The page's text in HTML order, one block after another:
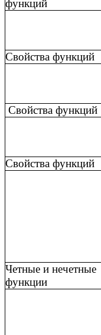
функций
Свойства функций
Свойства функций
Свойства функций
Четные и нечетные
функции